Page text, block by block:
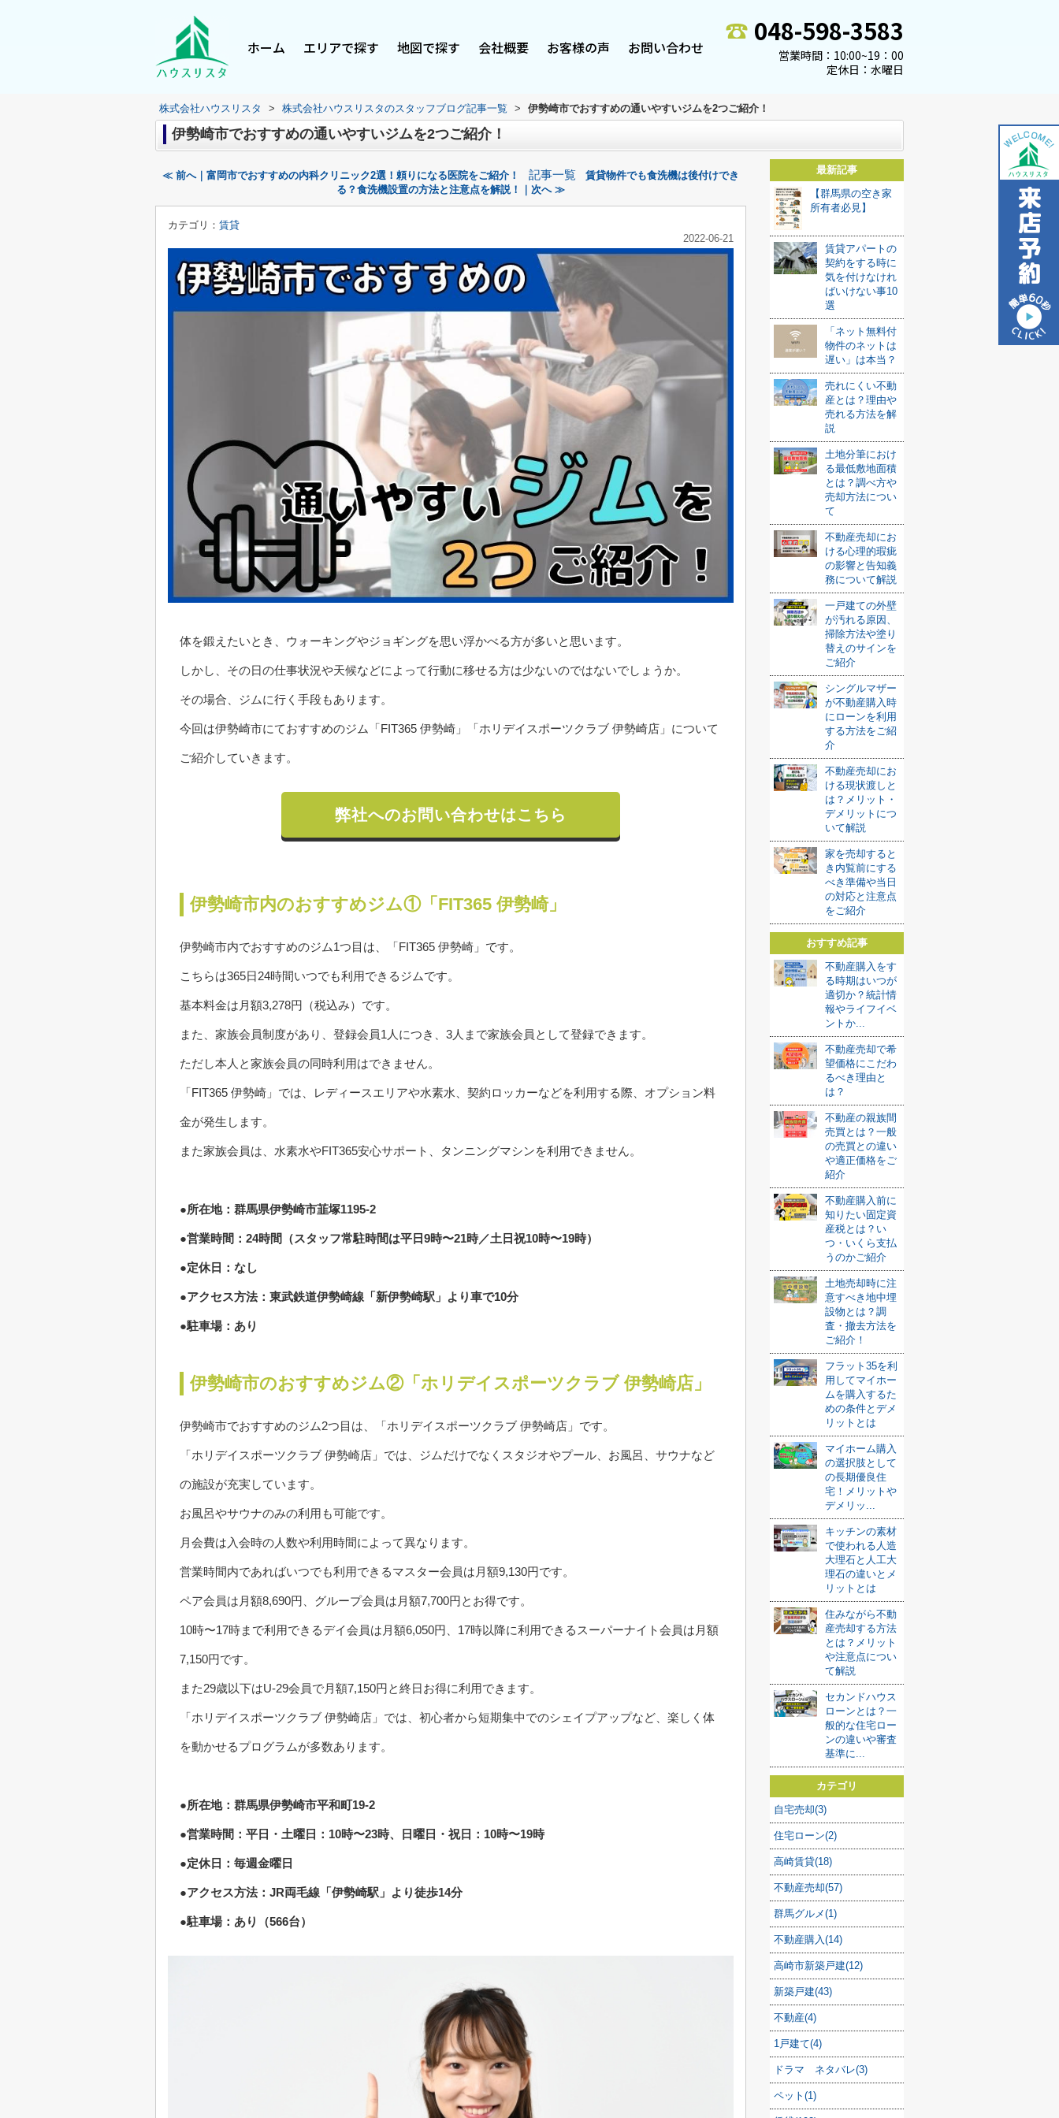
ホーム エリアで探す 地図で探す 会社概要 お客様の声 お問い合わせ
048-598-3583
営業時間：10:00~19：00
定休日：水曜日
株式会社ハウスリスタ > 株式会社ハウスリスタのスタッフブログ記事一覧 > 伊勢崎市でおすすめの通いやすいジムを2つご紹介！
伊勢崎市でおすすめの通いやすいジムを2つご紹介！
≪ 前へ｜富岡市でおすすめの内科クリニック2選！頼りになる医院をご紹介！ 記事一覧
賃貸物件でも食洗機は後付けでき
る？食洗機設置の方法と注意点を解説！｜次へ ≫
カテゴリ： 賃貸
2022-06-21
体を鍛えたいとき、ウォーキングやジョギングを思い浮かべる方が多いと思います。
しかし、その日の仕事状況や天候などによって行動に移せる方は少ないのではないでしょうか。
その場合、ジムに行く手段もあります。
今回は伊勢崎市にておすすめのジム「FIT365 伊勢崎」「ホリデイスポーツクラブ 伊勢崎店」について
ご紹介していきます。
弊社へのお問い合わせはこちら
伊勢崎市内のおすすめジム①「FIT365 伊勢崎」
伊勢崎市内でおすすめのジム1つ目は、「FIT365 伊勢崎」です。
こちらは365日24時間いつでも利用できるジムです。
基本料金は月額3,278円（税込み）です。
また、家族会員制度があり、登録会員1人につき、3人まで家族会員として登録できます。
ただし本人と家族会員の同時利用はできません。
「FIT365 伊勢崎」では、レディースエリアや水素水、契約ロッカーなどを利用する際、オプション料
金が発生します。
また家族会員は、水素水やFIT365安心サポート、タンニングマシンを利用できません。
●所在地：群馬県伊勢崎市韮塚1195-2
●営業時間：24時間（スタッフ常駐時間は平日9時〜21時／土日祝10時〜19時）
●定休日：なし
●アクセス方法：東武鉄道伊勢崎線「新伊勢崎駅」より車で10分
●駐車場：あり
伊勢崎市のおすすめジム②「ホリデイスポーツクラブ 伊勢崎店」
伊勢崎市でおすすめのジム2つ目は、「ホリデイスポーツクラブ 伊勢崎店」です。
「ホリデイスポーツクラブ 伊勢崎店」では、ジムだけでなくスタジオやプール、お風呂、サウナなど
の施設が充実しています。
お風呂やサウナのみの利用も可能です。
月会費は入会時の人数や利用時間によって異なります。
営業時間内であればいつでも利用できるマスター会員は月額9,130円です。
ペア会員は月額8,690円、グループ会員は月額7,700円とお得です。
10時〜17時まで利用できるデイ会員は月額6,050円、17時以降に利用できるスーパーナイト会員は月額
7,150円です。
また29歳以下はU-29会員で月額7,150円と終日お得に利用できます。
「ホリデイスポーツクラブ 伊勢崎店」では、初心者から短期集中でのシェイプアップなど、楽しく体
を動かせるプログラムが多数あります。
●所在地：群馬県伊勢崎市平和町19-2
●営業時間：平日・土曜日：10時〜23時、日曜日・祝日：10時〜19時
●定休日：毎週金曜日
●アクセス方法：JR両毛線「伊勢崎駅」より徒歩14分
●駐車場：あり（566台）
最新記事
【群馬県の空き家
所有者必見】
賃貸アパートの
契約をする時に
気を付けなけれ
ばいけない事10
選
「ネット無料付
物件のネットは
遅い」は本当？
売れにくい不動
産とは？理由や
売れる方法を解
説
土地分筆におけ
る最低敷地面積
とは？調べ方や
売却方法につい
て
不動産売却にお
ける心理的瑕疵
の影響と告知義
務について解説
一戸建ての外壁
が汚れる原因、
掃除方法や塗り
替えのサインを
ご紹介
シングルマザー
が不動産購入時
にローンを利用
する方法をご紹
介
不動産売却にお
ける現状渡しと
は？メリット・
デメリットにつ
いて解説
家を売却すると
き内覧前にする
べき準備や当日
の対応と注意点
をご紹介
おすすめ記事
不動産購入をす
る時期はいつが
適切か？統計情
報やライフイベ
ントか...
不動産売却で希
望価格にこだわ
るべき理由と
は？
不動産の親族間
売買とは？一般
の売買との違い
や適正価格をご
紹介
不動産購入前に
知りたい固定資
産税とは？い
つ・いくら支払
うのかご紹介
土地売却時に注
意すべき地中埋
設物とは？調
査・撤去方法を
ご紹介！
フラット35を利
用してマイホー
ムを購入するた
めの条件とデメ
リットとは
マイホーム購入
の選択肢として
の長期優良住
宅！メリットや
デメリッ...
キッチンの素材
で使われる人造
大理石と人工大
理石の違いとメ
リットとは
住みながら不動
産売却する方法
とは？メリット
や注意点につい
て解説
セカンドハウス
ローンとは？一
般的な住宅ロー
ンの違いや審査
基準に...
カテゴリ
自宅売却(3)
住宅ローン(2)
高崎賃貸(18)
不動産売却(57)
群馬グルメ(1)
不動産購入(14)
高崎市新築戸建(12)
新築戸建(43)
不動産(4)
1戸建て(4)
ドラマ ネタバレ(3)
ペット(1)